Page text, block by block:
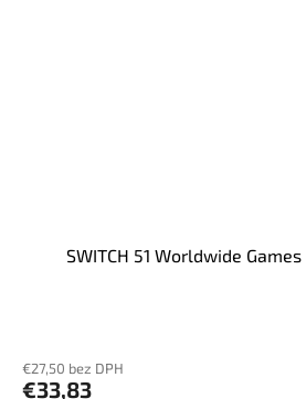
SWITCH 51 Worldwide Games
€27,50 bez DPH
€33,83